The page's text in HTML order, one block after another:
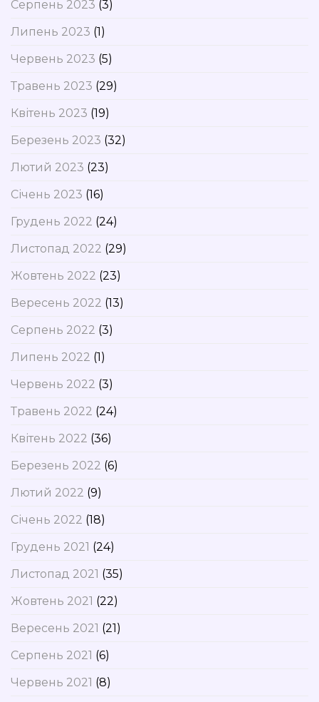
Серпень 2023 (3)
Липень 2023 (1)
Червень 2023 (5)
Травень 2023 (29)
Квітень 2023 (19)
Березень 2023 (32)
Лютий 2023 (23)
Січень 2023 (16)
Грудень 2022 (24)
Листопад 2022 (29)
Жовтень 2022 (23)
Вересень 2022 (13)
Серпень 2022 (3)
Липень 2022 (1)
Червень 2022 (3)
Травень 2022 (24)
Квітень 2022 (36)
Березень 2022 (6)
Лютий 2022 (9)
Січень 2022 (18)
Грудень 2021 (24)
Листопад 2021 (35)
Жовтень 2021 (22)
Вересень 2021 (21)
Серпень 2021 (6)
Червень 2021 (8)